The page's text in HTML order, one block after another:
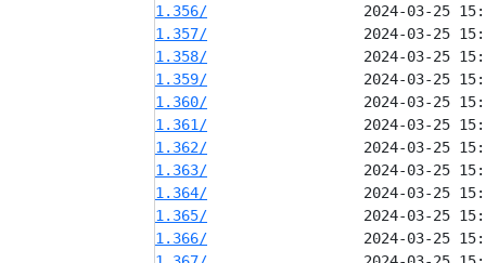
1.356/
1.357/
1.358/
1.359/
1.360/
1.361/
1.362/
1.363/
1.364/
1.365/
1.366/